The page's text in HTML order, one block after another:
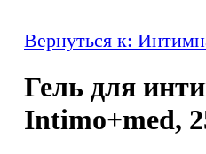
Вернуться к:
Гель для
Intimo+med,